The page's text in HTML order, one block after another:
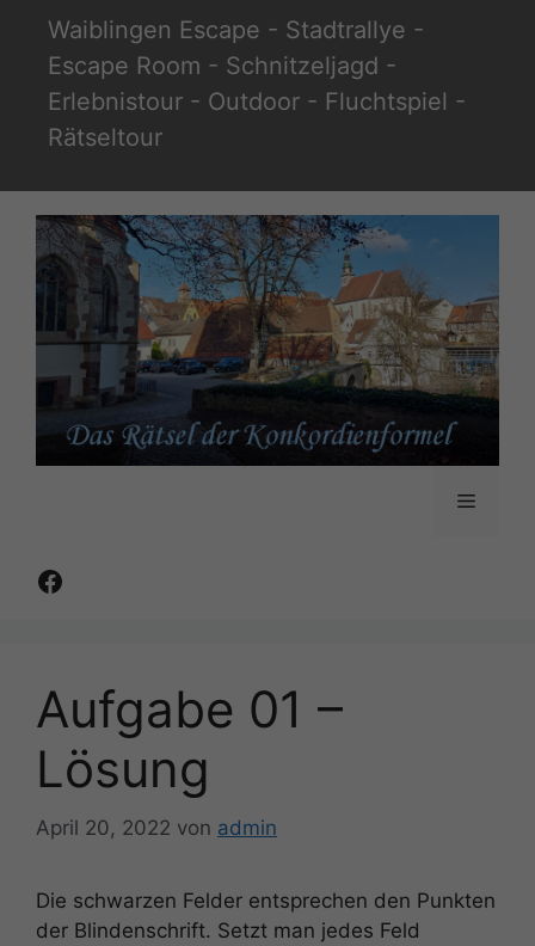
springen
Waiblingen Escape - Stadtrallye -
Escape Room - Schnitzeljagd -
Erlebnistour - Outdoor - Fluchtspiel -
Rätseltour
Menü
Facebook
Aufgabe 01 –
Lösung
April 20, 2022 von admin
Die schwarzen Felder entsprechen den Punkten
der Blindenschrift. Setzt man jedes Feld